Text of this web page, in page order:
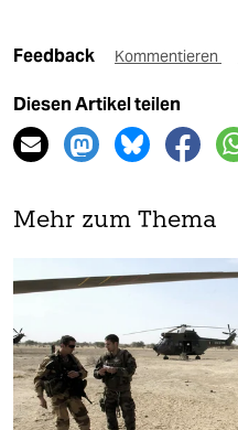
Feedback Kommentieren
Diesen Artikel teilen
Mehr zum Thema